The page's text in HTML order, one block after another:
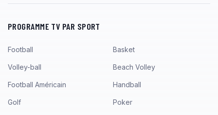
PROGRAMME TV PAR SPORT
Football Basket
Volley-ball Beach Volley
Football Américain Handball
Golf Poker